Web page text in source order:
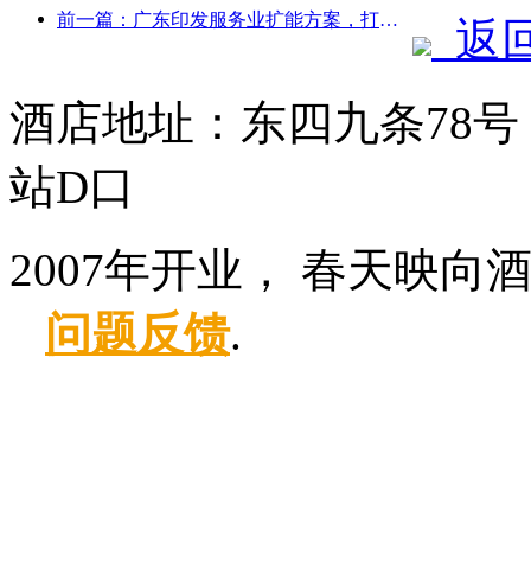
前一篇：广东印发服务业扩能方案，打造大湾区世界级旅游目的地
返
酒店地址：东四九条78
站D口
2007年开业， 春天映向
问题反馈.